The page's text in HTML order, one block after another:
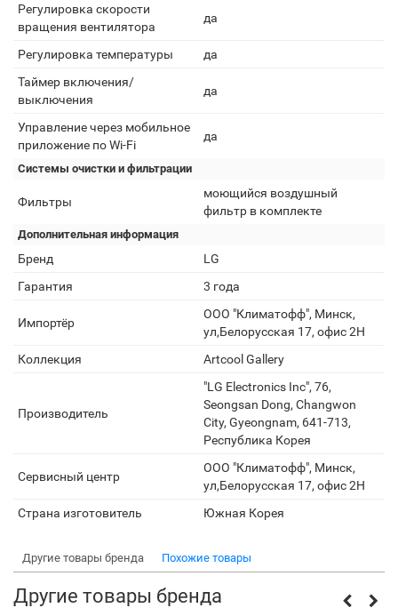
Регулировка скорости
вращения вентилятора
да
Регулировка температуры
да
Таймер включения/
выключения
да
Управление через мобильное
приложение по Wi-Fi
да
Системы очистки и фильтрации
Фильтры
моющийся воздушный
фильтр в комплекте
Дополнительная информация
Бренд
LG
Гарантия
3 года
Импортёр
ООО "Климатофф", Минск,
ул,Белорусская 17, офис 2H
Коллекция
Artcool Gallery
Производитель
"LG Electronics Inc", 76,
Seongsan Dong, Changwon
City, Gyeongnam, 641-713,
Республика Корея
Сервисный центр
ООО "Климатофф", Минск,
ул,Белорусская 17, офис 2H
Страна изготовитель
Южная Корея
Другие товары бренда Похожие товары
Другие товары бренда